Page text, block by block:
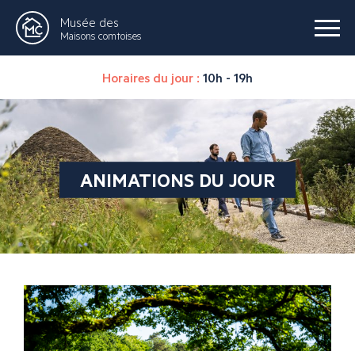
Musée des
Maisons comtoises
Horaires du jour : 10h - 19h
ANIMATIONS DU JOUR